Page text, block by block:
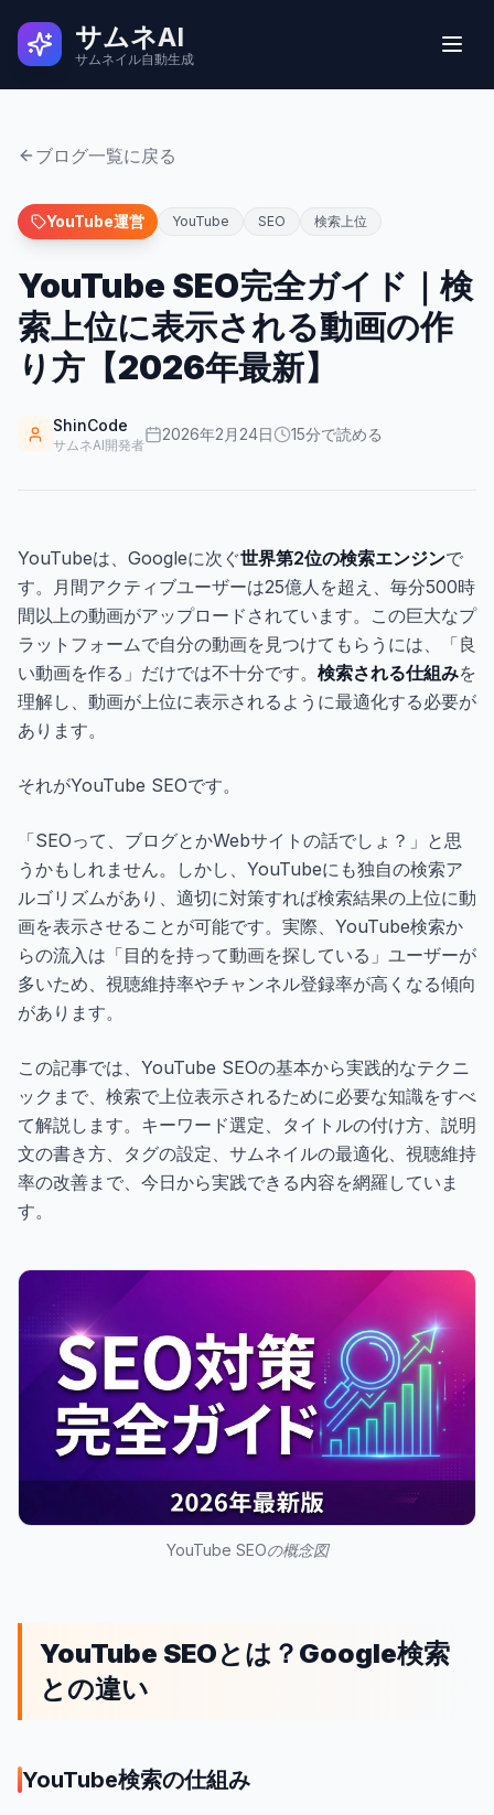
サムネAI
サムネイル自動生成
実例
ユーザーの声
使い方
料金
よくある質問
ブログ
無料で始める
ブログ一覧に戻る
YouTube運営 YouTube SEO 検索上位
YouTube SEO完全ガイド｜検
索上位に表示される動画の作
り方【2026年最新】
ShinCode
サムネAI開発者
2026年2月24日 15分で読める
YouTubeは、Googleに次ぐ世界第2位の検索エンジンで
す。月間アクティブユーザーは25億人を超え、毎分500時
間以上の動画がアップロードされています。この巨大なプ
ラットフォームで自分の動画を見つけてもらうには、「良
い動画を作る」だけでは不十分です。 検索される仕組みを
理解し、動画が上位に表示されるように最適化する必要が
あります。
それがYouTube SEOです。
「SEOって、ブログとかWebサイトの話でしょ？」と思
うかもしれません。しかし、YouTubeにも独自の検索ア
ルゴリズムがあり、適切に対策すれば検索結果の上位に動
画を表示させることが可能です。実際、YouTube検索か
らの流入は「目的を持って動画を探している」ユーザーが
多いため、視聴維持率やチャンネル登録率が高くなる傾向
があります。
この記事では、YouTube SEOの基本から実践的なテクニ
ックまで、検索で上位表示されるために必要な知識をすべ
て解説します。キーワード選定、タイトルの付け方、説明
文の書き方、タグの設定、サムネイルの最適化、視聴維持
率の改善まで、今日から実践できる内容を網羅していま
す。
YouTube SEOの概念図
YouTube SEOとは？Google検索
との違い
YouTube検索の仕組み